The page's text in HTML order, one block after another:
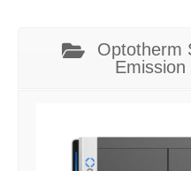
Optotherm